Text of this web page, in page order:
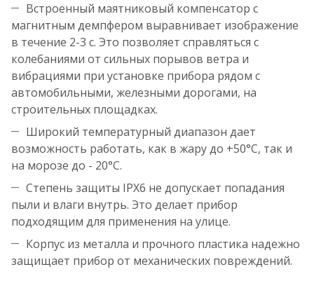
Встроенный маятниковый компенсатор с
магнитным демпфером выравнивает изображение
в течение 2-3 с. Это позволяет справляться с
колебаниями от сильных порывов ветра и
вибрациями при установке прибора рядом с
автомобильными, железными дорогами, на
строительных площадках.
Широкий температурный диапазон дает
возможность работать, как в жару до +50°C, так и
на морозе до - 20°C.
Степень защиты IPХ6 не допускает попадания
пыли и влаги внутрь. Это делает прибор
подходящим для применения на улице.
Корпус из металла и прочного пластика надежно
защищает прибор от механических повреждений.